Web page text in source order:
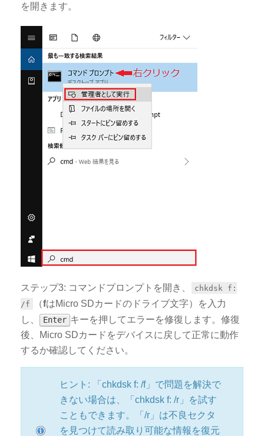
を開きます。
ステップ3: コマンドプロンプトを開き、
chkdsk f:
/f
（fはMicro SDカードのドライブ文字）を入力
し、
Enter キーを押してエラーを修復します。修復
後、Micro SDカードをデバイスに戻して正常に動作
するか確認してください。
ヒント: 「chkdsk f: /f」で問題を解決で
きない場合は、「chkdsk f: /r」を試す
こともできます。「/r」は不良セクタ
を見つけて読み取り可能な情報を復元